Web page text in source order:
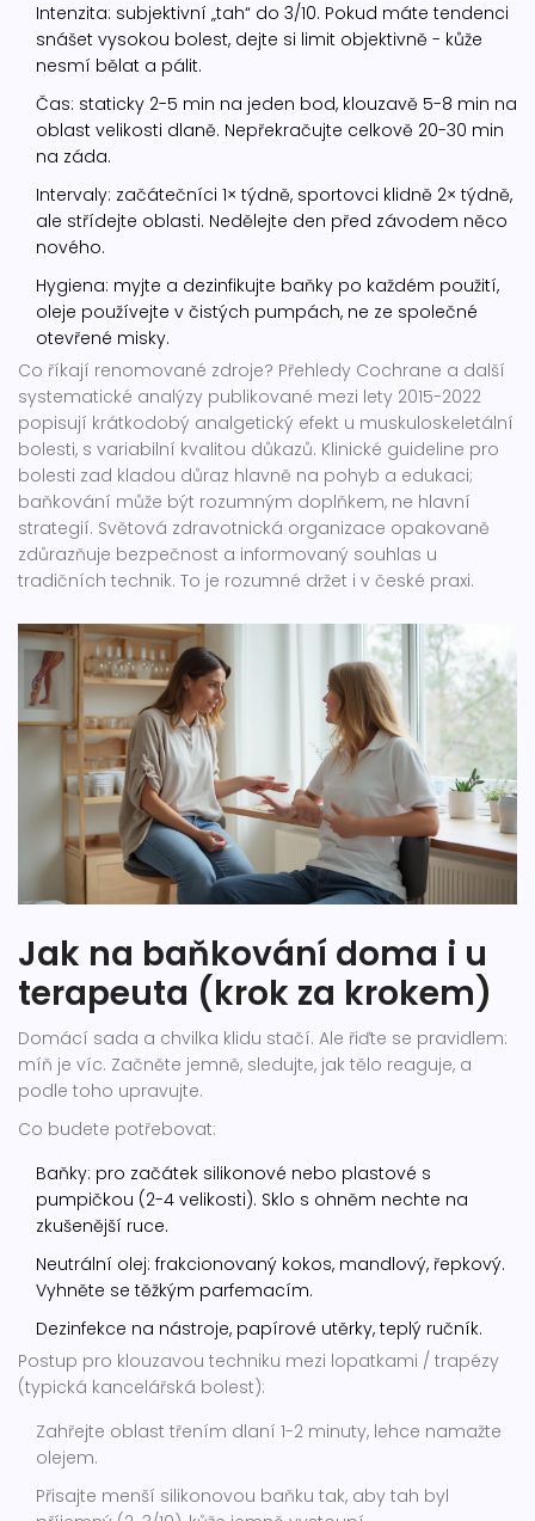
Intenzita: subjektivní „tah“ do 3/10. Pokud máte tendenci
snášet vysokou bolest, dejte si limit objektivně - kůže
nesmí bělat a pálit.
Čas: staticky 2-5 min na jeden bod, klouzavě 5-8 min na
oblast velikosti dlaně. Nepřekračujte celkově 20-30 min
na záda.
Intervaly: začátečníci 1× týdně, sportovci klidně 2× týdně,
ale střídejte oblasti. Nedělejte den před závodem něco
nového.
Hygiena: myjte a dezinfikujte baňky po každém použití,
oleje používejte v čistých pumpách, ne ze společné
otevřené misky.
Co říkají renomované zdroje? Přehledy Cochrane a další
systematické analýzy publikované mezi lety 2015-2022
popisují krátkodobý analgetický efekt u muskuloskeletální
bolesti, s variabilní kvalitou důkazů. Klinické guideline pro
bolesti zad kladou důraz hlavně na pohyb a edukaci;
baňkování může být rozumným doplňkem, ne hlavní
strategií. Světová zdravotnická organizace opakovaně
zdůrazňuje bezpečnost a informovaný souhlas u
tradičních technik. To je rozumné držet i v české praxi.
Jak na baňkování doma i u
terapeuta (krok za krokem)
Domácí sada a chvilka klidu stačí. Ale řiďte se pravidlem:
míň je víc. Začněte jemně, sledujte, jak tělo reaguje, a
podle toho upravujte.
Co budete potřebovat:
Baňky: pro začátek silikonové nebo plastové s
pumpičkou (2-4 velikosti). Sklo s ohněm nechte na
zkušenější ruce.
Neutrální olej: frakcionovaný kokos, mandlový, řepkový.
Vyhněte se těžkým parfemacím.
Dezinfekce na nástroje, papírové utěrky, teplý ručník.
Postup pro klouzavou techniku mezi lopatkami / trapézy
(typická kancelářská bolest):
Zahřejte oblast třením dlaní 1-2 minuty, lehce namažte
olejem.
Přisajte menší silikonovou baňku tak, aby tah byl